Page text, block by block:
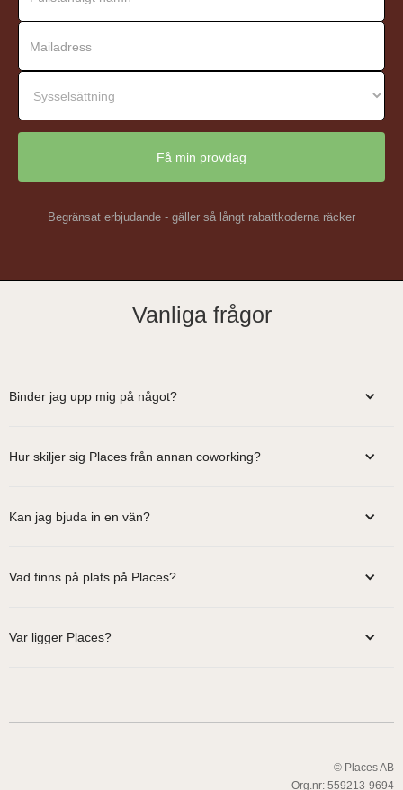
Begränsat erbjudande - gäller så långt rabattkoderna räcker
Vanliga frågor
Binder jag upp mig på något?
Hur skiljer sig Places från annan coworking?
Kan jag bjuda in en vän?
Vad finns på plats på Places?
Var ligger Places?
© Places AB
Org.nr: 559213-9694